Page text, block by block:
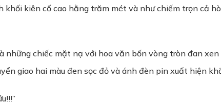
kiên cố cao hằng trăm mét và như chiếm trọn cả
những chiếc mặt nạ với hoa văn bốn vòng tròn đan
giao hai màu đen sọc đỏ và ánh đèn pin xuất hiện